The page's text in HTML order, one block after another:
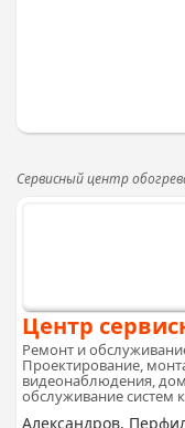
Сервисный центр
Центр
Ремонт и
Проектирование,
видеонаблюдения,
обслуживание систем
Александров,